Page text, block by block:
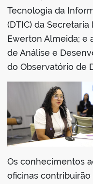
Tecnologia da
(DTIC) da
Ewerton Almeida; e
de Análise e
do Observatório de
Os conhecimentos
oficinas